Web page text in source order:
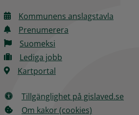
Kommunens anslagstavla
Prenumerera
Suomeksi
Lediga jobb
Kartportal
Tillgänglighet på gislaved.se
Om kakor (cookies)